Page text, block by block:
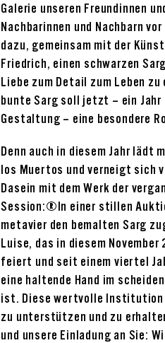
Galerie unseren Freundinnen
Nachbarinnen und Nachbarn
dazu, gemeinsam mit der
Friedrich, einen schwarzen
Liebe zum Detail zum Leben
bunte Sarg soll jetzt – ein Jahr
Gestaltung – eine besondere
Denn auch in diesem Jahr lädt
los Muertos und verneigt sich
Dasein mit dem Werk der
Session:In einer stillen
metavier den bemalten Sarg
Luise, das in diesem November
feiert und seit einem viertel
eine haltende Hand im
ist. Diese wertvolle Institution
zu unterstützen und zu
und unsere Einladung an Sie: